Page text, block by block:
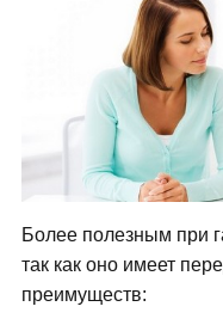
Более полезным при
так как оно имеет
преимуществ: